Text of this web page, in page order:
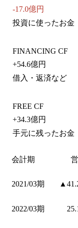
-17.0億円
投資に使ったお金
FINANCING CF
+54.6億円
借入・返済など
FREE CF
+34.3億円
手元に残ったお金
会計期
2021/03期
2022/03期